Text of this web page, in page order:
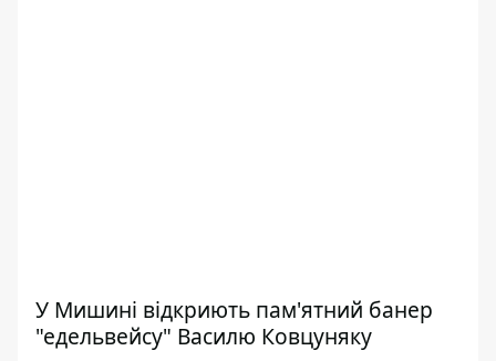
У Мишині відкриють пам'ятний банер
"едельвейсу" Василю Ковцуняку